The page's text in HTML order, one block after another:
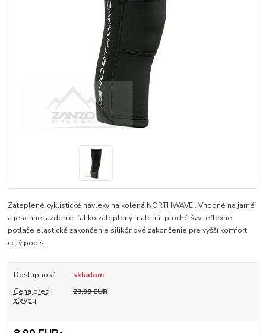
Zateplené cyklistické návleky na kolená NORTHWAVE . Vhodné na jarné
a jesenné jazdenie. ľahko zateplený materiál ploché švy reflexné
potlače elastické zakončenie silikónové zakončenie pre vyšší komfort
celý popis
Dostupnosť
skladom
Cena pred
zľavou
23,99 EUR